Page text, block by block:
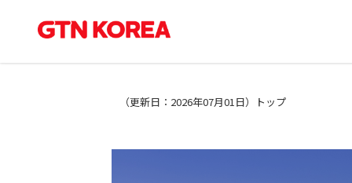
（更新日：2026年07月01日） トップ